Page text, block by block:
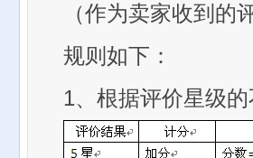
（作为卖家收到
规则如下：
1、根据评价星级